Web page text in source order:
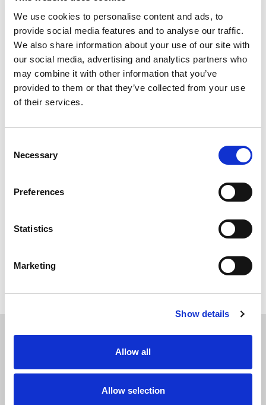
We use cookies to personalise content and ads, to
provide social media features and to analyse our traffic.
We also share information about your use of our site with
our social media, advertising and analytics partners who
may combine it with other information that you’ve
provided to them or that they’ve collected from your use
of their services.
Selection
Necessary
Preferences
Statistics
Marketing
Show details
Allow all
Allow selection
zorgvuldig afgestemd.
En op 7 april was het zover: het contract ging live
en de eerste medewerkers zijn inmiddels gestart.
DE BASIS STAAT. EN NU?
waarin we samen met CleanLease en onze LPC-
werk
Dank aan CleanLease voor het vertrouwen, en aan
onze collega’s voor hun inzet. Wij zijn er klaar voor!
NIEUWSBERICHTEN